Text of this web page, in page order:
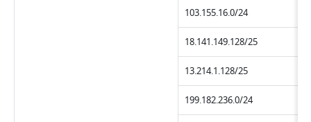
103.155.16.0/24
18.141.149.128/25
13.214.1.128/25
199.182.236.0/24